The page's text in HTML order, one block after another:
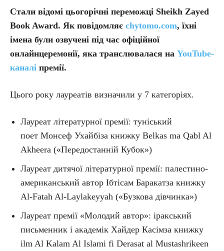
Стали відомі цьогорічні переможці Sheikh Zayed
Book Award. Як повідомляє chytomo.com, їхні
імена були озвучені під час офіційної
онлайнцеремонії, яка транслювалася на YouTube-
каналі премії.
Цього року лауреатів визначили у 7 категоріях.
Лауреат літературної премії: туніський
поет Монсеф Ухайбіза книжку Belkas ma Qabl Al
Akheera («Передостанній Кубок»)
Лауреат дитячої літературної премії: палестино-
американський автор Ібтісам Баракатза книжку
Al-Fatah Al-Laylakeyyah («Бузкова дівчинка»)
Лауреат премії «Молодий автор»: іракський
письменник і академік Хайдер Касімза книжку
ilm Al Kalam Al Islami fi Derasat al Mustashrikeen